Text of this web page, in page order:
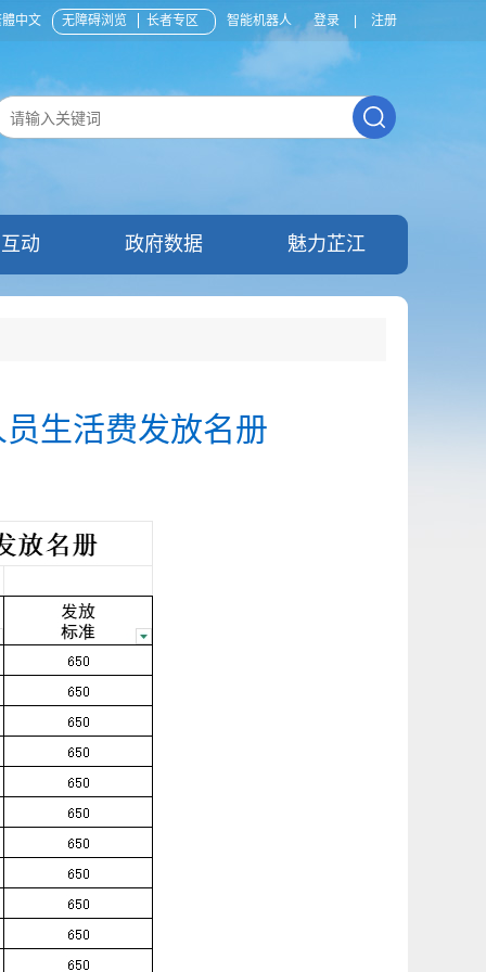
中文 无障碍浏览 长者专区 智能机器人 登录 注册
动 政府数据 魅力芷江
生活费发放名册